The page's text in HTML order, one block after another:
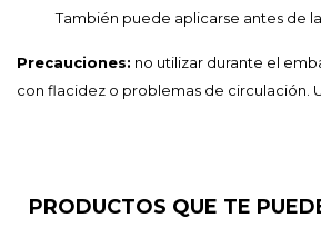
También puede aplicarse antes de
Precauciones: no utilizar durante el
con flacidez o problemas de circulación.
PRODUCTOS QUE TE